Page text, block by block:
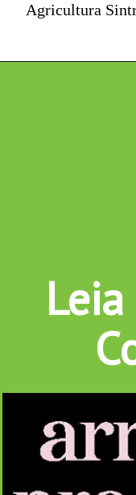
Agricultura